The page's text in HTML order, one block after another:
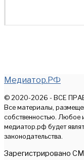
Медиатор.РФ
© 2020-2026 - ВСЕ
Все материалы,
собственностью. Любое
медиатор.рф будет
законодательства.
Зарегистрировано